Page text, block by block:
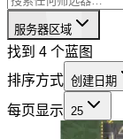
服务器区域
找到 4 个蓝图
排序方式 创建日期
每页显示 25